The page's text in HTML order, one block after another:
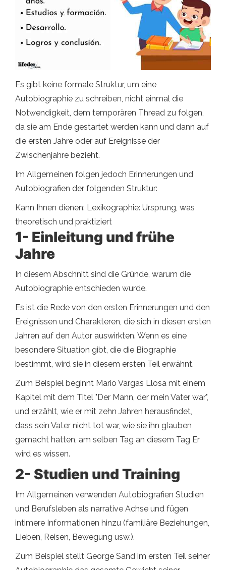
Es gibt keine formale Struktur, um eine
Autobiographie zu schreiben, nicht einmal die
Notwendigkeit, dem temporären Thread zu folgen,
da sie am Ende gestartet werden kann und dann auf
die ersten Jahre oder auf Ereignisse der
Zwischenjahre bezieht.
Im Allgemeinen folgen jedoch Erinnerungen und
Autobiografien der folgenden Struktur:
Kann Ihnen dienen: Lexikographie: Ursprung, was
theoretisch und praktiziert
1- Einleitung und frühe
Jahre
In diesem Abschnitt sind die Gründe, warum die
Autobiographie entschieden wurde.
Es ist die Rede von den ersten Erinnerungen und den
Ereignissen und Charakteren, die sich in diesen ersten
Jahren auf den Autor auswirkten. Wenn es eine
besondere Situation gibt, die die Biographie
bestimmt, wird sie in diesem ersten Teil erwähnt.
Zum Beispiel beginnt Mario Vargas Llosa mit einem
Kapitel mit dem Titel "Der Mann, der mein Vater war",
und erzählt, wie er mit zehn Jahren herausfindet,
dass sein Vater nicht tot war, wie sie ihn glauben
gemacht hatten, am selben Tag an diesem Tag Er
wird es wissen.
2- Studien und Training
Im Allgemeinen verwenden Autobiografien Studien
und Berufsleben als narrative Achse und fügen
intimere Informationen hinzu (familiäre Beziehungen,
Lieben, Reisen, Bewegung usw.).
Zum Beispiel stellt George Sand im ersten Teil seiner